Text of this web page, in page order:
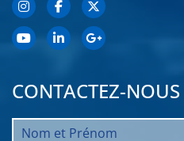
CONTACTEZ-NOUS